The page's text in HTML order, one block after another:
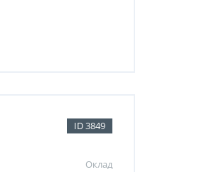
ID 3849
Оклад